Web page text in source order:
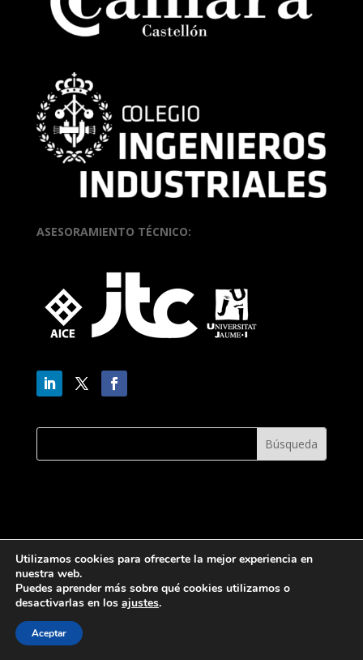
ASESORAMIENTO TÉCNICO:
ORGANIZA
Utilizamos cookies para ofrecerte la mejor experiencia en
nuestra web.
Puedes aprender más sobre qué cookies utilizamos o
desactivarlas en los ajustes.
Aceptar